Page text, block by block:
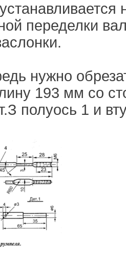
переделки
нужно
193 мм со
полуось 1 и